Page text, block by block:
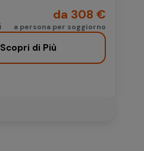
da 308 €
a persona per soggiorno
Scopri di Più